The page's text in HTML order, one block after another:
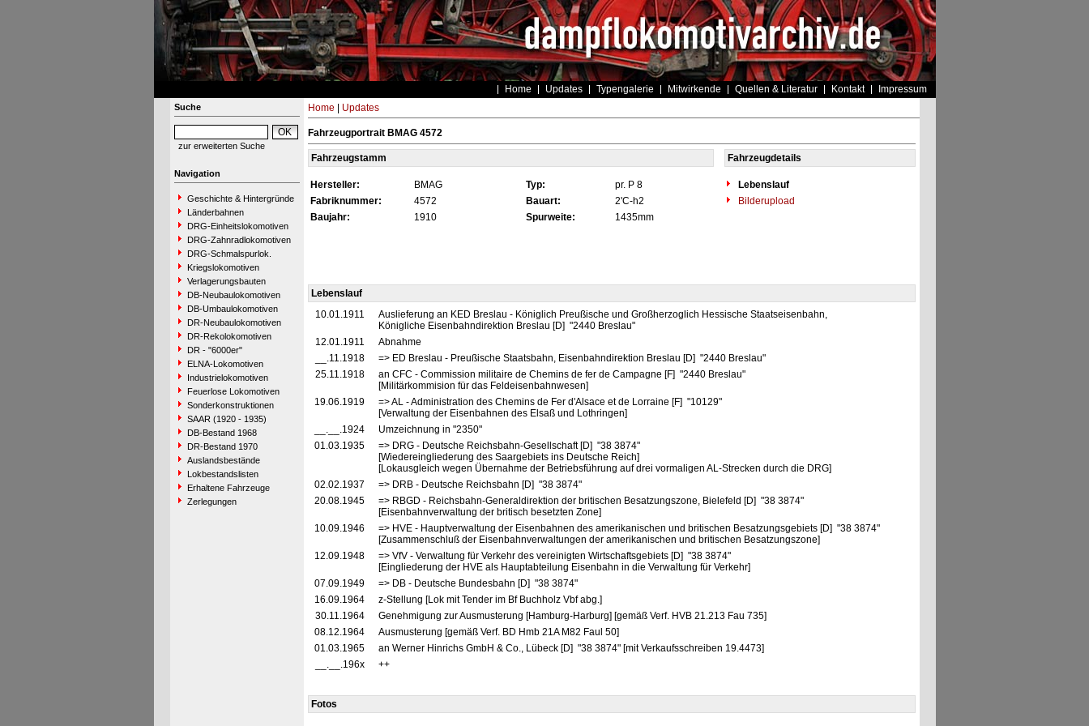
Home Updates Typengalerie Mitwirkende Quellen & Literatur Kontakt Impressum
Suche
zur erweiterten Suche
Navigation
Geschichte & Hintergründe
Länderbahnen
DRG-Einheitslokomotiven
DRG-Zahnradlokomotiven
DRG-Schmalspurlok.
Kriegslokomotiven
Verlagerungsbauten
DB-Neubaulokomotiven
DB-Umbaulokomotiven
DR-Neubaulokomotiven
DR-Rekolokomotiven
DR - "6000er"
ELNA-Lokomotiven
Industrielokomotiven
Feuerlose Lokomotiven
Sonderkonstruktionen
SAAR (1920 - 1935)
DB-Bestand 1968
DR-Bestand 1970
Auslandsbestände
Lokbestandslisten
Erhaltene Fahrzeuge
Zerlegungen
Home Updates
Fahrzeugportrait BMAG 4572
Fahrzeugstamm Fahrzeugdetails
Hersteller: BMAG Typ: pr. P 8
Lebenslauf
Fabriknummer:
4572 Bauart: 2'C-h2
Bilderupload
Baujahr:
1910 Spurweite: 1435mm
Lebenslauf
10.01.1911
Auslieferung an KED Breslau - Königlich Preußische und Großherzoglich Hessische Staatseisenbahn,
Königliche Eisenbahndirektion Breslau [D] "2440 Breslau"
12.01.1911
Abnahme
__.11.1918
=> ED Breslau - Preußische Staatsbahn, Eisenbahndirektion Breslau [D] "2440 Breslau"
25.11.1918
an CFC - Commission militaire de Chemins de fer de Campagne [F] "2440 Breslau"
[Militärkommision für das Feldeisenbahnwesen]
19.06.1919
=> AL - Administration des Chemins de Fer d'Alsace et de Lorraine [F] "10129"
[Verwaltung der Eisenbahnen des Elsaß und Lothringen]
__.__.1924
Umzeichnung in "2350"
01.03.1935
=> DRG - Deutsche Reichsbahn-Gesellschaft [D] "38 3874"
[Wiedereingliederung des Saargebiets ins Deutsche Reich]
[Lokausgleich wegen Übernahme der Betriebsführung auf drei vormaligen AL-Strecken durch die DRG]
02.02.1937
=> DRB - Deutsche Reichsbahn [D] "38 3874"
20.08.1945
=> RBGD - Reichsbahn-Generaldirektion der britischen Besatzungszone, Bielefeld [D] "38 3874"
[Eisenbahnverwaltung der britisch besetzten Zone]
10.09.1946
=> HVE - Hauptverwaltung der Eisenbahnen des amerikanischen und britischen Besatzungsgebiets [D] "38 3874"
[Zusammenschluß der Eisenbahnverwaltungen der amerikanischen und britischen Besatzungszone]
12.09.1948
=> VfV - Verwaltung für Verkehr des vereinigten Wirtschaftsgebiets [D] "38 3874"
[Eingliederung der HVE als Hauptabteilung Eisenbahn in die Verwaltung für Verkehr]
07.09.1949
=> DB - Deutsche Bundesbahn [D] "38 3874"
16.09.1964
z-Stellung [Lok mit Tender im Bf Buchholz Vbf abg.]
30.11.1964
Genehmigung zur Ausmusterung [Hamburg-Harburg] [gemäß Verf. HVB 21.213 Fau 735]
08.12.1964
Ausmusterung [gemäß Verf. BD Hmb 21A M82 Faul 50]
01.03.1965
an Werner Hinrichs GmbH & Co., Lübeck [D] "38 3874" [mit Verkaufsschreiben 19.4473]
__.__.196x
++
Fotos